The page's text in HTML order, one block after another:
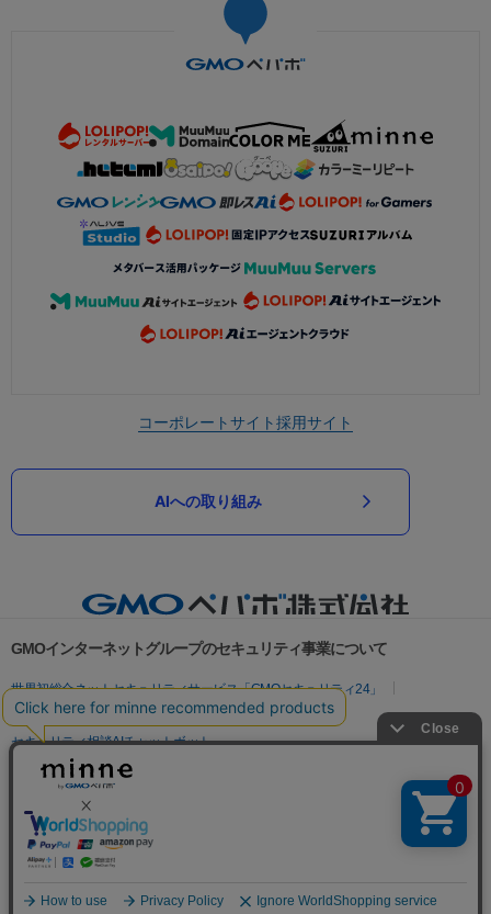
コーポレートサイト採用サイト
AIへの取り組み
GMOインターネットグループのセキュリティ事業について
世界初総合ネットセキュリティサービス「GMOセキュリティ24」
パスワード漏洩診断
Webサイトリスク診断
セキュリティ相談AIチャットボット
実在証明・盗聴対策
サイバー攻撃対策（GMO Flatt Security）
セキュリティ事業の軌跡